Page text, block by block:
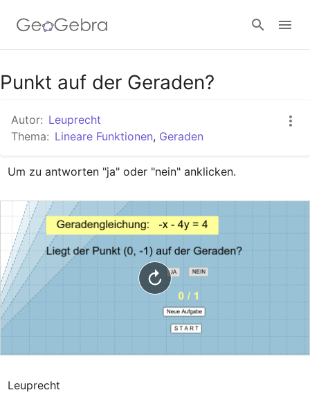
Google Classroom
GeoGebra Classroom
Anmelden
Punkt auf der Geraden?
Autor: Leuprecht
Thema: Lineare Funktionen, Geraden
Um zu antworten "ja" oder "nein" anklicken.
Leuprecht